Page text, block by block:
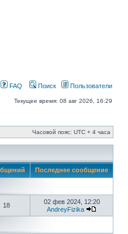
FAQ Поиск Пользователи
Текущее время: 08 авг 2026, 16:29
Часовой пояс: UTC + 4 часа
Последнее сообщение
18
02 фев 2024, 12:20
AndreyFizika